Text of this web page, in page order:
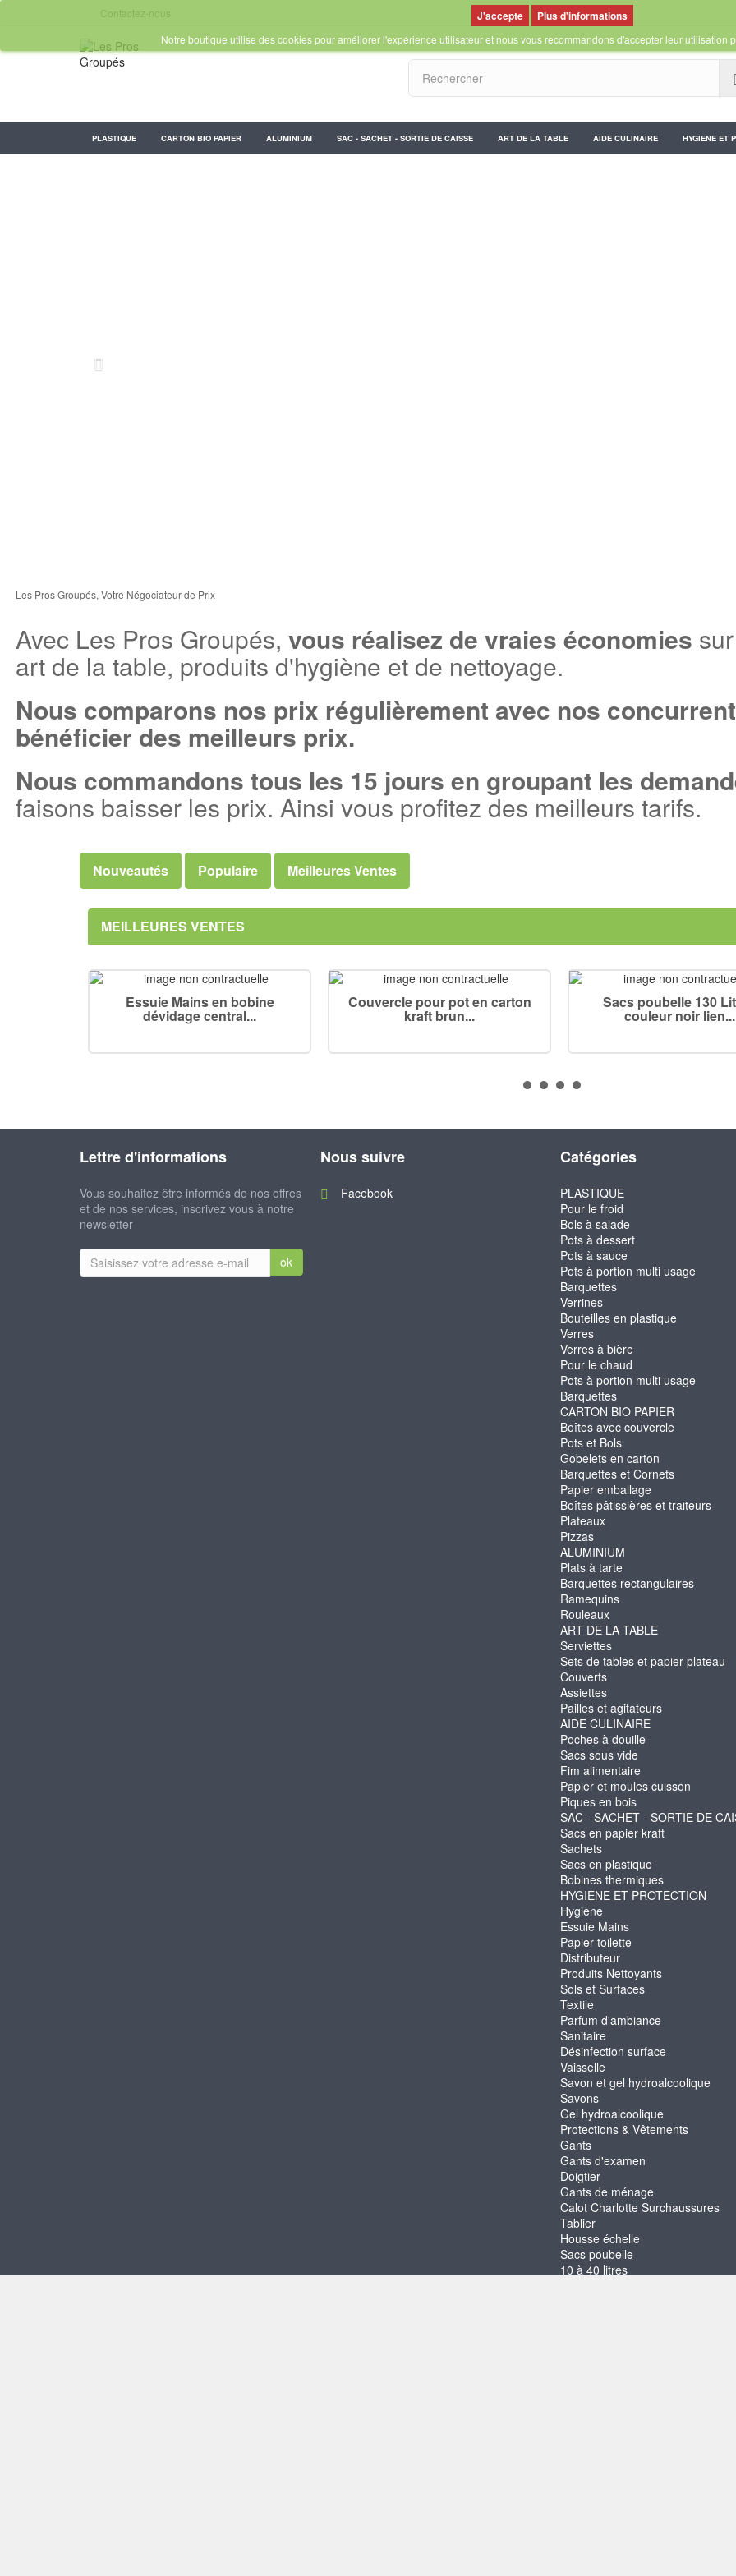
Contactez-nous
PLASTIQUE CARTON BIO PAPIER ALUMINIUM SAC - SACHET - SORTIE DE CAISSE ART DE LA TABLE AIDE CULINAIRE HYGIENE ET
Plus d'informations
Notre boutique utilise des cookies pour améliorer l'expérience utilisateur et nous vous recommandons d'accepter leur utilisation
Les Pros Groupés, Votre Négociateur de Prix
Avec Les Pros Groupés, vous réalisez de vraies économies
art de la table, produits d'hygiène et de nettoyage.
Nous comparons nos prix régulièrement avec nos
bénéficier des meilleurs prix.
Nous commandons tous les 15 jours en groupant les
faisons baisser les prix. Ainsi vous profitez des meilleurs tarifs.
Nouveautés Populaire Meilleures Ventes
MEILLEURES VENTES
Essuie Mains en bobine
dévidage central...
Couvercle pour pot en carton
kraft brun...
Sacs poubelle 130
couleur noir lien...
Lettre d'informations
Vous souhaitez être informés de nos offres
et de nos services, inscrivez vous à notre
newsletter
ok
Nous suivre
Facebook
Catégories
PLASTIQUE
Pour le froid
Bols à salade
Pots à dessert
Pots à sauce
Pots à portion multi usage
Barquettes
Verrines
Bouteilles en plastique
Verres
Verres à bière
Pour le chaud
Pots à portion multi usage
Barquettes
CARTON BIO PAPIER
Boîtes avec couvercle
Pots et Bols
Gobelets en carton
Barquettes et Cornets
Papier emballage
Boîtes pâtissières et traiteurs
Plateaux
Pizzas
ALUMINIUM
Plats à tarte
Barquettes rectangulaires
Ramequins
Rouleaux
ART DE LA TABLE
Serviettes
Sets de tables et papier plateau
Couverts
Assiettes
Pailles et agitateurs
AIDE CULINAIRE
Poches à douille
Sacs sous vide
Fim alimentaire
Papier et moules cuisson
Piques en bois
SAC - SACHET - SORTIE DE
Sacs en papier kraft
Sachets
Sacs en plastique
Bobines thermiques
HYGIENE ET PROTECTION
Hygiène
Essuie Mains
Papier toilette
Distributeur
Produits Nettoyants
Sols et Surfaces
Textile
Parfum d'ambiance
Sanitaire
Désinfection surface
Vaisselle
Savon et gel hydroalcoolique
Savons
Gel hydroalcoolique
Protections & Vêtements
Gants
Gants d'examen
Doigtier
Gants de ménage
Calot Charlotte Surchaussures
Tablier
Housse échelle
Sacs poubelle
10 à 40 litres